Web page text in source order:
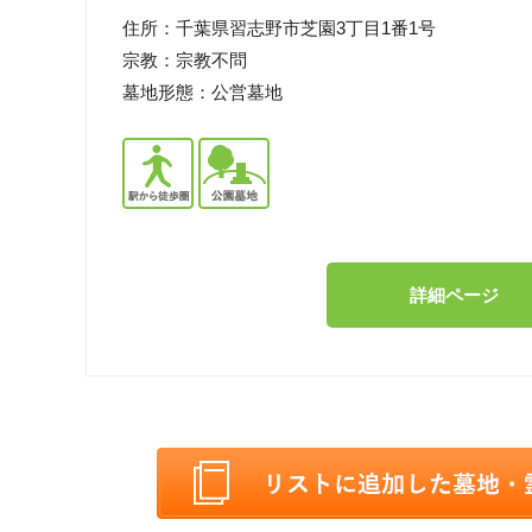
住所： 千葉県習志野市芝園3丁目1番1号
宗教： 宗教不問
墓地形態： 公営墓地
詳細ページ